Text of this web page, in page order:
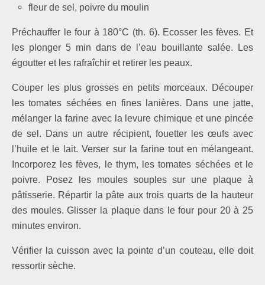
fleur de sel, poivre du moulin
Préchauffer le four à 180°C (th. 6). Ecosser les fèves. Et
les plonger 5 min dans de l’eau bouil­lante salée. Les
égoutter et les rafraîchir et retirer les peaux.
Couper les plus grosses en petits morceaux. Découper
les tomates séchées en fines lanières. Dans une jatte,
mélanger la farine avec la levure chimique et une pincée
de sel. Dans un autre récipient, fouetter les œufs avec
l’huile et le lait. Verser sur la farine tout en mélangeant.
Incorporez les fèves, le thym, les tomates séchées et le
poivre. Posez les moules souples sur une plaque à
pâtisserie. Répartir la pâte aux trois quarts de la hauteur
des moules. Glis­ser la plaque dans le four pour 20 à 25
minutes environ.
Véri­fier la cuisson avec la pointe d’un couteau, elle doit
ressortir sèche.